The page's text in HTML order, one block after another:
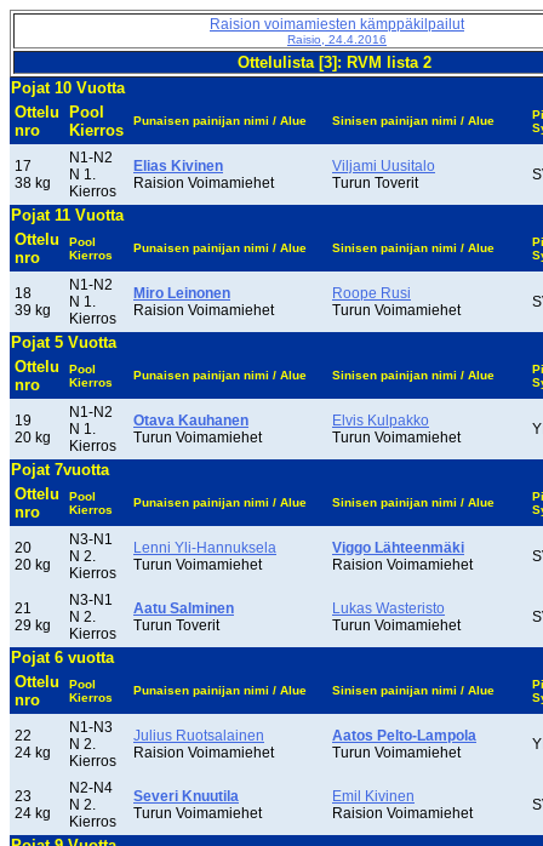
Raision voimamiesten kämppäkilpailut
Raisio, 24.4.2016
Ottelulista [3]: RVM lista 2
Pojat 10 Vuotta
Ottelu
nro
Pool
Kierros
Punaisen painijan nimi / Alue Sinisen painijan nimi / Alue
17
38 kg
N1-N2
N 1.
Kierros
Elias Kivinen
Raision Voimamiehet
Viljami Uusitalo
Turun Toverit
Pojat 11 Vuotta
Ottelu
nro
Pool
Kierros
Punaisen painijan nimi / Alue Sinisen painijan nimi / Alue
18
39 kg
N1-N2
N 1.
Kierros
Miro Leinonen
Raision Voimamiehet
Roope Rusi
Turun Voimamiehet
Pojat 5 Vuotta
Ottelu
nro
Pool
Kierros
Punaisen painijan nimi / Alue Sinisen painijan nimi / Alue
19
20 kg
N1-N2
N 1.
Kierros
Otava Kauhanen
Turun Voimamiehet
Elvis Kulpakko
Turun Voimamiehet
Pojat 7vuotta
Ottelu
nro
Pool
Kierros
Punaisen painijan nimi / Alue Sinisen painijan nimi / Alue
20
20 kg
N3-N1
N 2.
Kierros
Lenni Yli-Hannuksela
Turun Voimamiehet
Viggo Lähteenmäki
Raision Voimamiehet
21
29 kg
N3-N1
N 2.
Kierros
Aatu Salminen
Turun Toverit
Lukas Wasteristo
Turun Voimamiehet
Pojat 6 vuotta
Ottelu
nro
Pool
Kierros
Punaisen painijan nimi / Alue Sinisen painijan nimi / Alue
22
24 kg
N1-N3
N 2.
Kierros
Julius Ruotsalainen
Raision Voimamiehet
Aatos Pelto-Lampola
Turun Voimamiehet
23
24 kg
N2-N4
N 2.
Kierros
Severi Knuutila
Turun Voimamiehet
Emil Kivinen
Raision Voimamiehet